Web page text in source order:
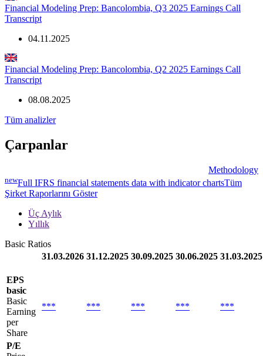
Financial Modeling Prep: Bancolombia, Q3 2025 Earnings Call
Transcript
04.11.2025
Financial Modeling Prep: Bancolombia, Q2 2025 Earnings Call
Transcript
08.08.2025
Tüm analizler
Çarpanlar
Methodology
newFull IFRS financial statements data with indicator chartsTüm
Şirket Raporlarını Göster
Üç Aylık
Yıllık
Basic Ratios
31.03.2026 31.12.2025 30.09.2025 30.06.2025 31.03.2025
EPS
basic
Basic
Earning
per
Share
*** *** *** *** ***
P/E